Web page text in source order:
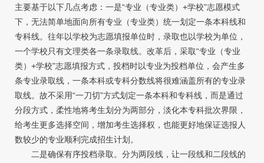
主要基于以下几点考虑：一是“专业（专业类）+学校”志愿模式
下，无法简单地面向所有专业（专业类）统一划定一条本科线和
专科线。往年以学校为志愿填报单位时，录取也以学校为单位，
一个学校只有文理类各一条录取线。改革后，采取“专业（专业
类）+学校”志愿填报方式，投档时以专业为投档单位，会产生多
条专业录取线，一条本科或专科分数线将很难涵盖所有的专业录
取线。故不采用“一刀切”方式划定一条本科和专科线，而是通过
分段方式，柔性地将考生划分为两部分，淡化本专科批次界限，
给考生更多选择空间，增加考生选择权，也能更好地保证选报人
数较少的专业顺利完成招生计划。
二是确保有序投档录取。分为两段线，让一段线和二段线的